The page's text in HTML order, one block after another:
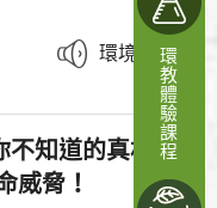
環境保護
知道的真相
威脅！
環教體驗課程